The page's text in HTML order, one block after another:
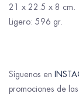
21 x 22.5 x 8 cm.
Ligero: 596 gr.
Síguenos en
promociones de